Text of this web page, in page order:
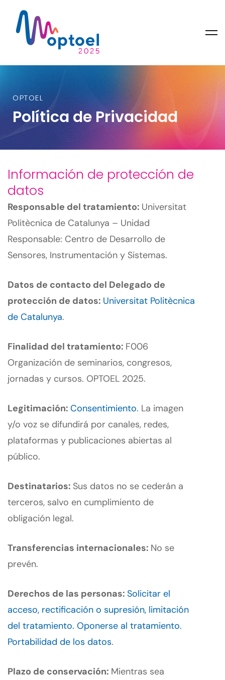
OPTOEL
Política de Privacidad
Información de protección de
datos
Responsable del tratamiento: Universitat
Politècnica de Catalunya – Unidad
Responsable: Centro de Desarrollo de
Sensores, Instrumentación y Sistemas.
Datos de contacto del Delegado de
protección de datos: Universitat Politècnica
de Catalunya.
Finalidad del tratamiento: F006
Organización de seminarios, congresos,
jornadas y cursos. OPTOEL 2025.
Legitimación: Consentimiento. La imagen
y/o voz se difundirá por canales, redes,
plataformas y publicaciones abiertas al
público.
Destinatarios: Sus datos no se cederán a
terceros, salvo en cumplimiento de
obligación legal.
Transferencias internacionales: No se
prevén.
Derechos de las personas: Solicitar el
acceso, rectificación o supresión, limitación
del tratamiento. Oponerse al tratamiento.
Portabilidad de los datos.
Plazo de conservación: Mientras sea